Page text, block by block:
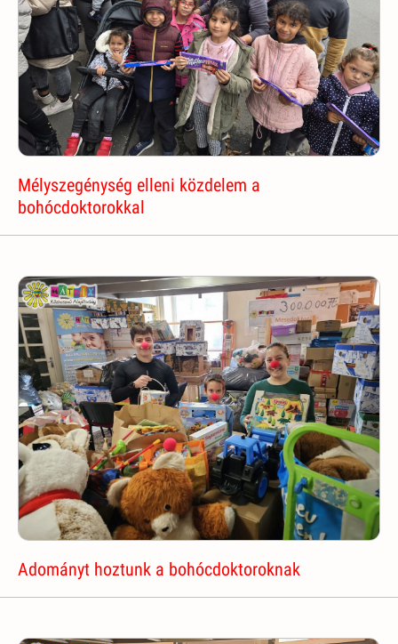
Mélyszegénység elleni közdelem a
bohócdoktorokkal
Adományt hoztunk a bohócdoktoroknak